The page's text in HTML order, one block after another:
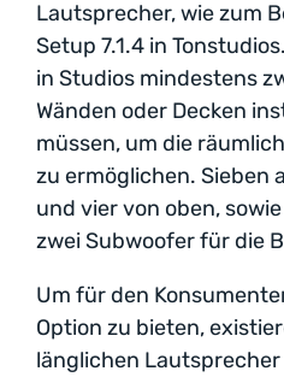
Lautsprecher, wie zum
Setup 7.1.4 in
in Studios mindestens
Wänden oder Decken
müssen, um die
zu ermöglichen. Sieben
und vier von oben,
zwei Subwoofer für die
Um für den
Option zu bieten,
länglichen